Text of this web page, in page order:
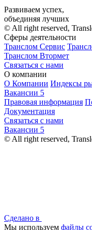
Развиваем успех,
объединяя лучших
© All right reserved,
Сферы деятельности
Транслом Сервис
Транслом Втормет
Связаться с нами
О компании
О Компании Индексы
Вакансии 5
Правовая информация
Документация
Связаться с нами
Вакансии 5
© All right reserved,
Сделано в
Мы используем файлы